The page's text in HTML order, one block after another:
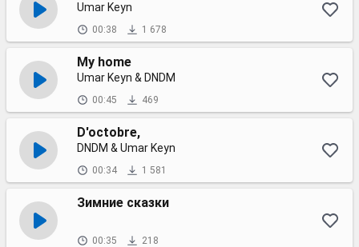
Umar Keyn
00:38 1 678
My home
Umar Keyn & DNDM
00:45 469
D'octobre,
DNDM & Umar Keyn
00:34 1 581
Зимние сказки
00:35 218